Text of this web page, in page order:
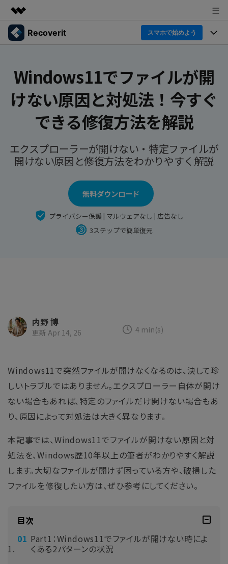
製品
概要
ソリューション
企業情報
プラン＆価格
Recoverit スマホで始めよう
Recoverit for Windows
AI
Windowsデータ復元ならRecoverit！確実な復元技術と安
心のサポート
Recoverit for Mac
Macの大切なデータを制限なく完全復元
スマホで始めよう
機能一覧
ドライブから復元
削除されたメディアを復元
独自の復元ソリューション 新着
ドキュメントを復元
データ損失のシナリオ
すべての機能を確認
データ復元事例
外付けデバイス復元
データ復元の専門家
カスタマーストーリー
Recoveritをよりよく活用
操作ガイド
Windows11でファイルが開
けない原因と対処法！今すぐ
できる修復方法を解説
エクスプローラーが開けない・特定ファイルが
開けない原因と修復方法をわかりやすく解説
無料ダウンロード
プライバシー保護 | マルウェアなし | 広告なし
3ステップで簡単復元
内野 博
更新 Apr 14, 26 4 min(s)
Windows11で突然ファイルが開けなくなるのは、決して珍
しいトラブルではありません。エクスプローラー自体が開け
ない場合もあれば、特定のファイルだけ開けない場合もあ
り、原因によって対処法は大きく異なります。
本記事では、Windows11でファイルが開けない原因と対
処法を、Windows歴10年以上の筆者がわかりやすく解説
します。大切なファイルが開けず困っている方や、破損した
ファイルを修復したい方は、ぜひ参考にしてください。
目次
Part1：Windows11でファイルが開けない時によ
くある2パターンの状況